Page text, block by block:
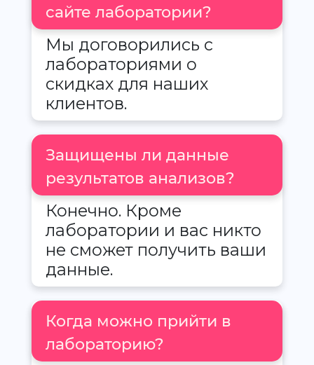
сайте лаборатории?
Мы договорились с
лабораториями о
скидках для наших
клиентов.
Защищены ли данные
результатов анализов?
Конечно. Кроме
лаборатории и вас никто
не сможет получить ваши
данные.
Когда можно прийти в
лабораторию?